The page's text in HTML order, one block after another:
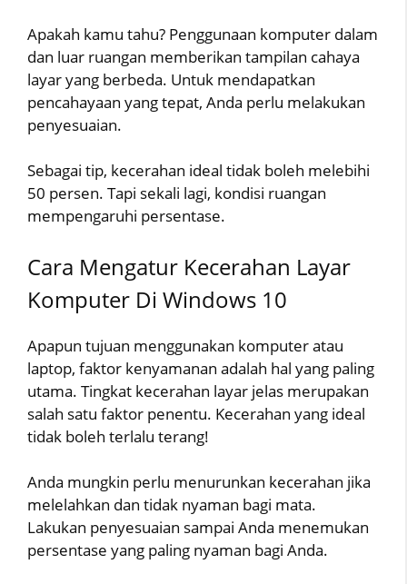
Apakah kamu tahu? Penggunaan komputer dalam
dan luar ruangan memberikan tampilan cahaya
layar yang berbeda. Untuk mendapatkan
pencahayaan yang tepat, Anda perlu melakukan
penyesuaian.
Sebagai tip, kecerahan ideal tidak boleh melebihi
50 persen. Tapi sekali lagi, kondisi ruangan
mempengaruhi persentase.
Cara Mengatur Kecerahan Layar
Komputer Di Windows 10
Apapun tujuan menggunakan komputer atau
laptop, faktor kenyamanan adalah hal yang paling
utama. Tingkat kecerahan layar jelas merupakan
salah satu faktor penentu. Kecerahan yang ideal
tidak boleh terlalu terang!
Anda mungkin perlu menurunkan kecerahan jika
melelahkan dan tidak nyaman bagi mata.
Lakukan penyesuaian sampai Anda menemukan
persentase yang paling nyaman bagi Anda.